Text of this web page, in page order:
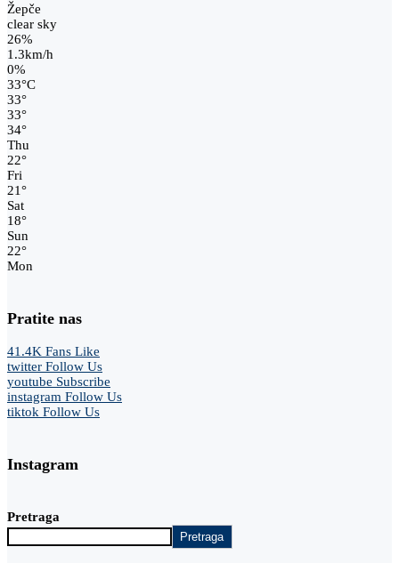
Žepče
clear sky
26%
1.3km/h
0%
33°C
33°
33°
34°
Thu
22°
Fri
21°
Sat
18°
Sun
22°
Mon
Pratite nas
41.4K Fans Like
twitter Follow Us
youtube Subscribe
instagram Follow Us
tiktok Follow Us
Instagram
Pretraga
Pretraga